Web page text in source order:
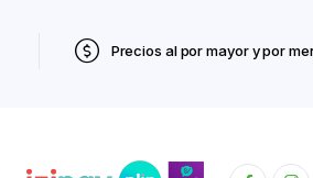
Precios al por mayor y por